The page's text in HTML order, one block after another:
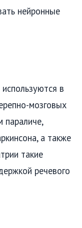
нейронные
в
мозговых
параличе,
а также
такие
речевого